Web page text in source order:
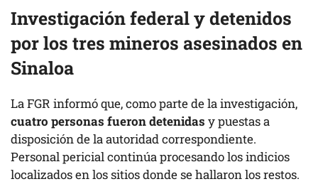
Investigación federal y detenidos
por los tres mineros asesinados en
Sinaloa
La FGR informó que, como parte de la investigación,
cuatro personas fueron detenidas y puestas a
disposición de la autoridad correspondiente.
Personal pericial continúa procesando los indicios
localizados en los sitios donde se hallaron los restos.